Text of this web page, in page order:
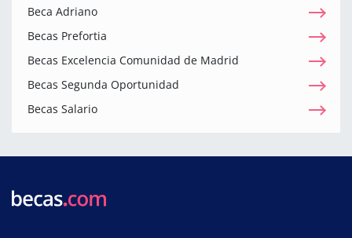
Beca Adriano
Becas Prefortia
Becas Excelencia Comunidad de Madrid
Becas Segunda Oportunidad
Becas Salario